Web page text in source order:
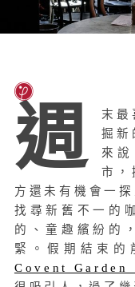
週
末最
掘新
來
市，
方還未有機會一
找尋新舊不一的
的、童趣繽紛的
緊。假期結束的
Covent Garden